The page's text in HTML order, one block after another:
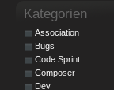
Kategorien
Association
Bugs
Code Sprint
Composer
Dev